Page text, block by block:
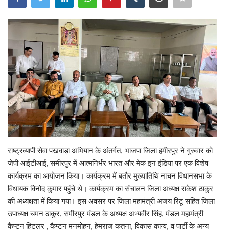
Gallery
Enquiry
राष्ट्रव्यापी सेवा पखवाड़ा अभियान के अंतर्गत, भाजपा जिला हमीरपुर ने गुरुवार को
जेपी आईटीआई, समीरपुर में आत्मनिर्भर भारत और मेक इन इंडिया पर एक विशेष
कार्यक्रम का आयोजन किया। कार्यक्रम में बतौर मुख्यातिथि नाचन विधानसभा के
विधायक विनोद कुमार पहुंचे थे। कार्यक्रम का संचालन जिला अध्यक्ष राकेश ठाकुर
की अध्यक्षता में किया गया। इस अवसर पर जिला महामंत्री अजय रिंटू सहित जिला
उपाध्यक्ष चमन ठाकुर, समीरपुर मंडल के अध्यक्ष अभ्यवीर सिंह, मंडल महामंत्री
कैप्टन हिटलर , कैप्टन मनमोहन, हेमराज कतना, विकास कान्व, व पार्टी के अन्य